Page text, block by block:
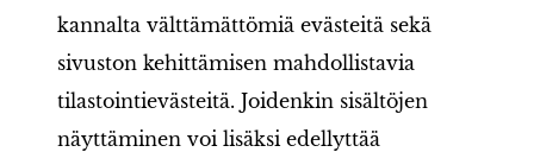
kannalta välttämättömiä evästeitä sekä
sivuston kehittämisen mahdollistavia
tilastointievästeitä. Joidenkin sisältöjen
näyttäminen voi lisäksi edellyttää
Järjestö Aineistot LIONS-valmennus